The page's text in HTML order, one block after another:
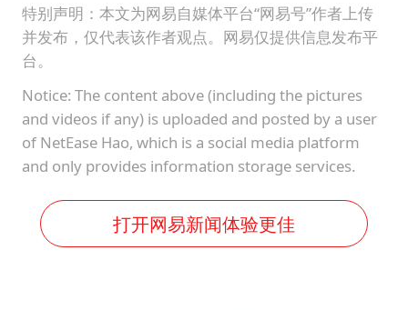
特别声明：本文为网易自媒体平台“网易号”作者上传
并发布，仅代表该作者观点。网易仅提供信息发布平
台。
Notice: The content above (including the pictures
and videos if any) is uploaded and posted by a user
of NetEase Hao, which is a social media platform
and only provides information storage services.
打开网易新闻体验更佳